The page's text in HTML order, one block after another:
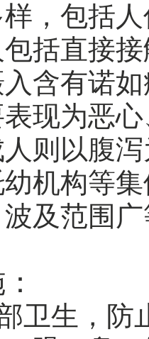
，包括
括直接
含有诺
现为恶
则以腹
机构等
及范围
卫生，防